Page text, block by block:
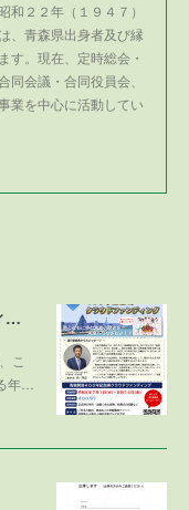
和２２年（１９４７）
、青森県出身者及び縁
す。現在、定時総会・
会議・合同役員会、
業を中心に活動してい
青森開港400年記念碑クラウドファンディング
こ
年…